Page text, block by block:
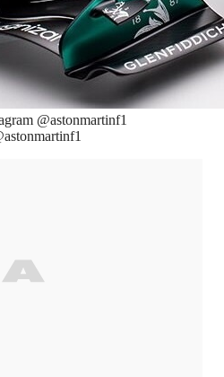
@astonmartinf1